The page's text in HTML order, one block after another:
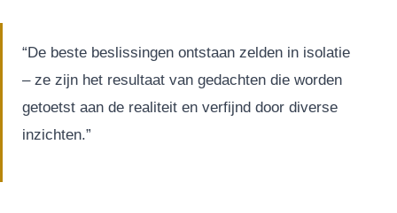
“De beste beslissingen ontstaan zelden in isolatie
– ze zijn het resultaat van gedachten die worden
getoetst aan de realiteit en verfijnd door diverse
inzichten.”